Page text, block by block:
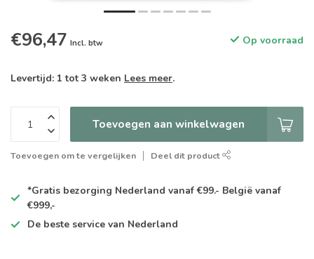
€96,47 Incl. btw Op voorraad
Levertijd: 1 tot 3 weken Lees meer.
Toevoegen aan winkelwagen
Toevoegen om te vergelijken Deel dit product
*Gratis bezorging Nederland vanaf €99.- België vanaf
€999,-
De beste service van Nederland